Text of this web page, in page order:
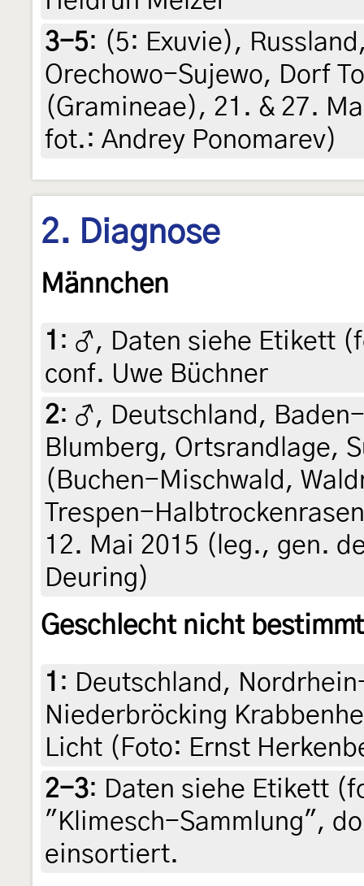
3-5: (5: Exuvie),
Orechowo-Sujewo, Dorf
(Gramineae), 21. & 27.
fot.: Andrey Ponomarev)
2. Diagnose
Männchen
1 : ♂, Daten siehe Etikett
conf. Uwe Büchner
2: ♂, Deutschland,
Blumberg, Ortsrandlage,
(Buchen-Mischwald,
Trespen-
12. Mai 2015 (leg., gen.
Deuring)
Geschlecht nicht bestimmt
1 : Deutschland,
Niederbröcking
Licht (Foto: Ernst
2-3: Daten siehe Etikett
"Klimesch-Sammlung",
einsortiert.